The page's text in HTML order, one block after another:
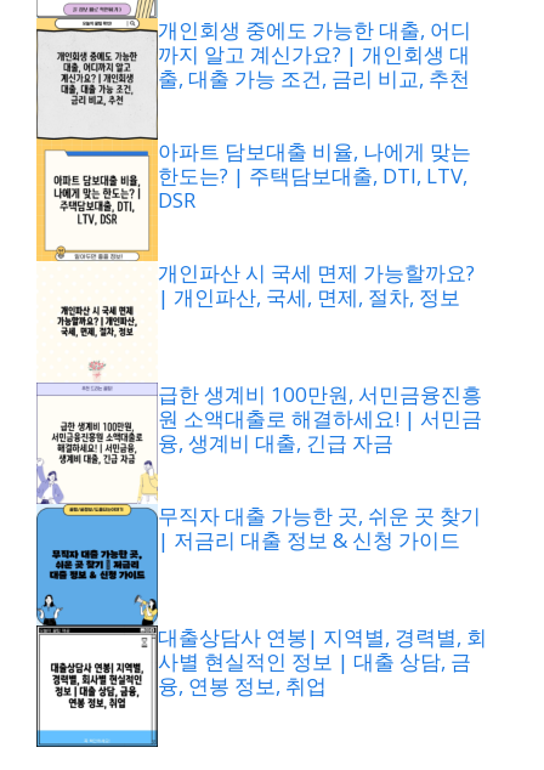
개인회생 중에도 가능한 대출, 어디
까지 알고 계신가요? | 개인회생 대
출, 대출 가능 조건, 금리 비교, 추천
아파트 담보대출 비율, 나에게 맞는
한도는? | 주택담보대출, DTI, LTV,
DSR
개인파산 시 국세 면제 가능할까요?
| 개인파산, 국세, 면제, 절차, 정보
급한 생계비 100만원, 서민금융진흥
원 소액대출로 해결하세요! | 서민금
융, 생계비 대출, 긴급 자금
무직자 대출 가능한 곳, 쉬운 곳 찾기
| 저금리 대출 정보 & 신청 가이드
대출상담사 연봉| 지역별, 경력별, 회
사별 현실적인 정보 | 대출 상담, 금
융, 연봉 정보, 취업